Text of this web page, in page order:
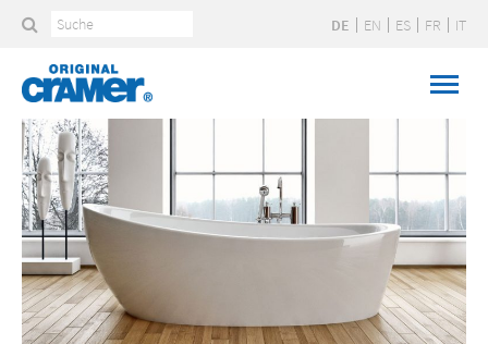
DE EN ES FR IT